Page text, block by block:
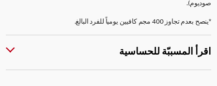
صوديوم).
*ينصح بعدم تجاوز 400 مجم كافيين يومياً للفرد البالغ.
اقرأ المسببّة للحساسية